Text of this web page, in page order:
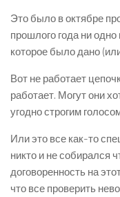
Это было в октябре
прошлого года ни
которое было дано
Вот не работает
работает. Могут они
угодно строгим
Или это все как-то
никто и не собирался
договоренность на
что все проверить